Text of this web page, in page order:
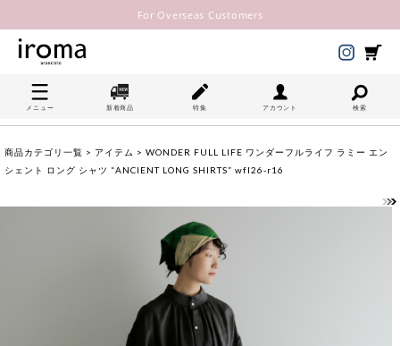
For Overseas Customers
メニュー 新着商品 特集 アカウント 検索
商品カテゴリ一覧 > アイテム > WONDER FULL LIFE ワンダーフルライフ ラミー エン
シェント ロング シャツ “ANCIENT LONG SHIRTS” wfl26-r16